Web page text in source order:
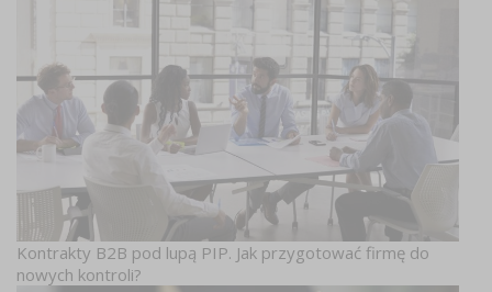
Kontrakty B2B pod lupą PIP. Jak przygotować firmę do
nowych kontroli?